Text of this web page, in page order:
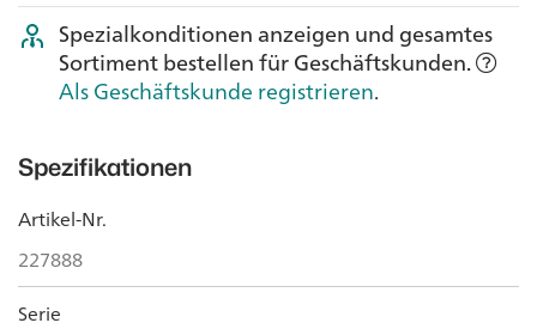
Spezialkonditionen anzeigen und gesamtes
Sortiment bestellen für Geschäftskunden.
Als Geschäftskunde registrieren.
Spezifikationen
Artikel-Nr.
227888
Serie